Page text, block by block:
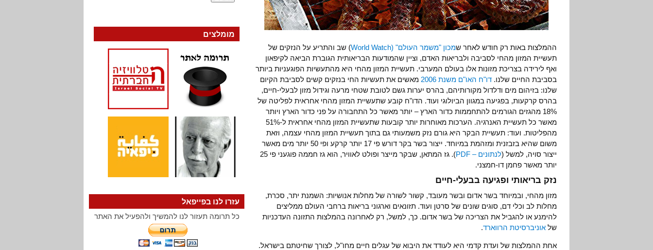
ההמלצות באות רק חודש לאחר שמכון "משמר העולם" (World Watch
) שב והתריע על הנזקים של
תעשיית המזון מהחי לסביבה ולבריאות האדם, וציין שהמודעות הבריאותית הגוברת הביאה לקיפאון
ואף לירידה בצריכת מזונות אלו בעולם המערבי. תעשיית המזון מהחי היא מהתעשיות הפוגעניות ביותר
בסביבת החיים שלנו. דו"ח האו"ם משנת 2006
מאשים את תעשיות החי בנזקים קשים לסביבת הקיום
שלנו: בזיהום מים ודלדול מקורותיהם, בהרס יערות גשם לטובת שטחי מרעה וגידול מזון לבעלי-חיים,
בהרס קרקעות, בפגיעה במגוון הביולוגי ועוד. הדו"ח קובע שתעשיית המזון מהחי אחראית לפליטה של
18% מהגזים הגורמים להתחממות כדור הארץ – יותר מאשר כל התחבורה על פני כדור הארץ ויותר
מאשר כל תעשיית האנרגיה. הערכות מאוחרות יותר קובעות שתעשיית המזון מהחי אחראית ל-51%
מהפליטות. ועוד: תעשיית הבקר היא גורם נזק משמעותי גם בתוך תעשיית המזון מהחי עצמה, וזאת
משום שהיא בזבזנית ומזהמת במיוחד. ייצור בשר בקר דורש פי 17 יותר קרקע ופי 50 יותר מים מאשר
ייצור סויה, למשל (לנתונים – PDF
). גז המתאן, שבקר מייצר ופולט לאוויר, הוא גז חממה פוגעני פי 25
יותר מאשר פחמן דו-חמצני.
נזק בריאותי ופגיעה בבעלי-חיים
מזון מהחי, ובמיוחד בשר אדום ובשר מעובד, קשור לשורה של מחלות אנושיות: השמנת יתר, סכרת,
מחלות לב וכלי דם, סוגים שונים של סרטן ועוד. תזונאים וארגוני בריאות ברחבי העולם ממליצים
להימנע או להגביל את הצריכה של בשר אדום. כך, למשל, רק לאחרונה בהמלצות התזונה העדכניות
של אוניברסיטת הרווארד.
אחת ההמלצות של ועדת קדמי היא לעודד את היבוא של עגלים חיים מחו"ל, לצורך שחיטתם בישראל.
מומלצים
עזרו לנו בפייפאל
כל תרומה תעזור לנו להמשיך ולהפעיל את האתר